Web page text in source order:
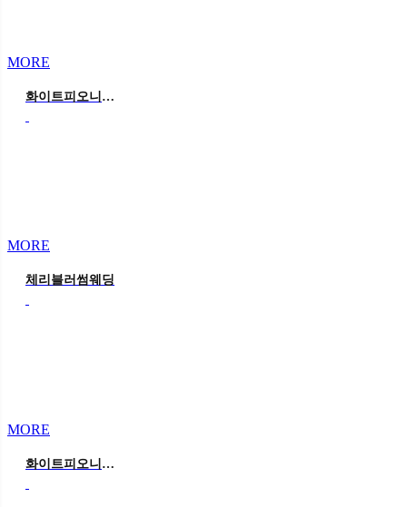
MORE
화이트피오니웨딩
MORE
체리블러썸웨딩
MORE
화이트피오니웨딩